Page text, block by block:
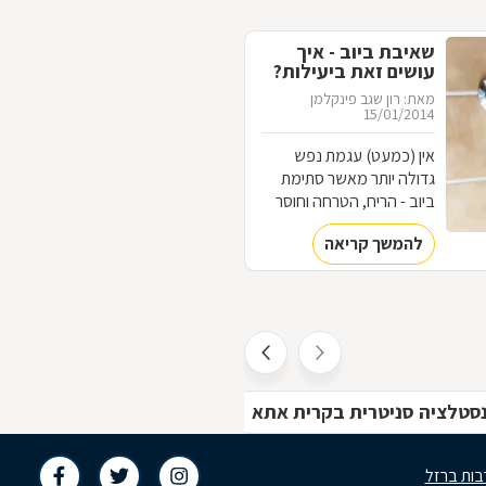
שאיבת ביוב - איך
עושים זאת ביעילות?
מאת: רון שגב פינקלמן
15/01/2014
אין (כמעט) עגמת נפש
גדולה יותר מאשר סתימת
ביוב - הריח, הטרחה וחוסר
הנוחות הופכים להיות בלתי
נסבלים! איך מטפלים
בסתימת ביוב? מתי מומלץ
להמשך קריאה
סניטרית בקרית אתא
ברזל